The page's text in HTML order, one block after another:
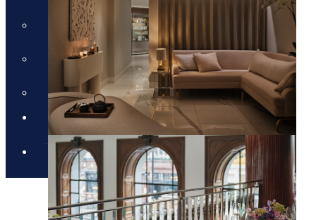
טיול לסלוניקי וצפון יוון
טיול מאורגן לפלופונז
הטיול המקיף לסיציליה
בלוג
יצירת קשר